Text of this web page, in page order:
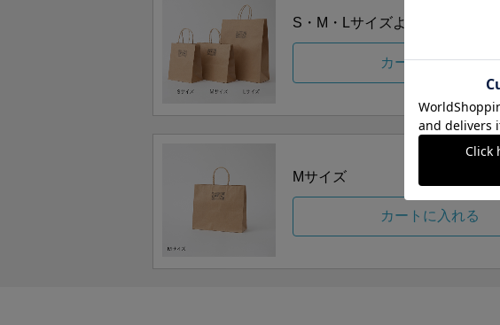
S・M・Lサイズより当店にお任せ
カートに入れる
Mサイズ
カートに入れる